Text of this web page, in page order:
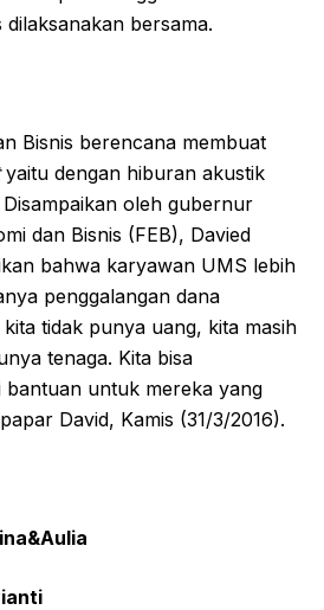
bersama.
Bisnis berencana membuat
yaitu dengan hiburan akustik
oleh gubernur
dan Bisnis (FEB), Davied
bahwa karyawan UMS lebih
penggalangan dana
tidak punya uang, kita masih
tenaga. Kita bisa
bantuan untuk mereka yang
David, Kamis (31/3/2016).